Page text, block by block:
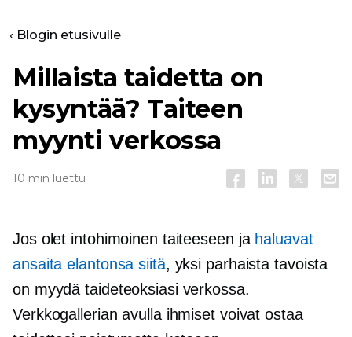
‹ Blogin etusivulle
Millaista taidetta on
kysyntää? Taiteen
myynti verkossa
10 min luettu
Jos olet intohimoinen taiteeseen ja haluavat
ansaita elantonsa siitä, yksi parhaista tavoista
on myydä taideteoksiasi verkossa.
Verkkogallerian avulla ihmiset voivat ostaa